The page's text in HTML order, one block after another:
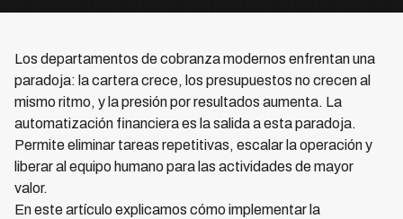
Los departamentos de cobranza modernos enfrentan una
paradoja: la cartera crece, los presupuestos no crecen al
mismo ritmo, y la presión por resultados aumenta. La
automatización financiera es la salida a esta paradoja.
Permite eliminar tareas repetitivas, escalar la operación y
liberar al equipo humano para las actividades de mayor
valor.
En este artículo explicamos cómo implementar la